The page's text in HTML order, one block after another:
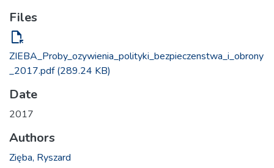
Files
file_open
ZIEBA_Proby_ozywienia_polityki_bezpieczenstwa_i_obrony
_2017.pdf(289.24 KB)
Date
2017
Authors
Zięba, Ryszard